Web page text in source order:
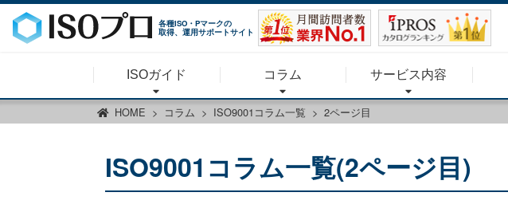
各種ISO・Pマークの
取得、運用サポートサイト
ISOガイド コラム サービス内容
HOME コラム ISO9001コラム一覧 2ページ目
ISO9001コラム一覧(2ページ目)